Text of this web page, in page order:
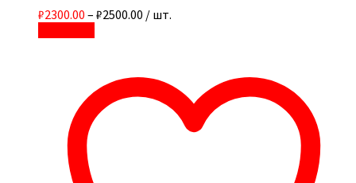
₽2300.00 – ₽2500.00 / шт.